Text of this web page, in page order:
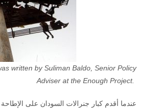
written by Suliman Baldo, Senior Policy
Adviser at the Enough Project.
عندما أقدم كبار جنرالات السودان على